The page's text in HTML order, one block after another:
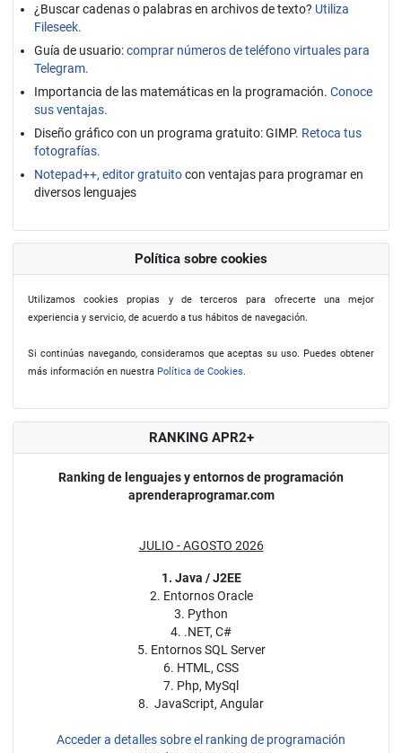
¿Buscar cadenas o palabras en archivos de texto? Utiliza
Fileseek.
Guía de usuario:comprar números de teléfono virtuales para
Telegram.
Importancia de las matemáticas en la programación. Conoce
sus ventajas.
Diseño gráfico con un programa gratuito: GIMP. Retoca tus
fotografías.
Notepad++, editor gratuitocon ventajas para programar en
diversos lenguajes
Política sobre cookies
Utilizamos cookies propias y de terceros para ofrecerte una mejor
experiencia y servicio, de acuerdo a tus hábitos de navegación.
Si continúas navegando, consideramos que aceptas su uso. Puedes obtener
más información en nuestra Política de Cookies.
RANKING APR2+
Ranking de lenguajes y entornos de programación
aprenderaprogramar.com
JULIO - AGOSTO 2026
1. Java / J2EE
2. Entornos Oracle
3. Python
4. .NET, C#
5. Entornos SQL Server
6. HTML, CSS
7. Php, MySql
8. JavaScript, Angular
Acceder a detalles sobre el ranking de programación